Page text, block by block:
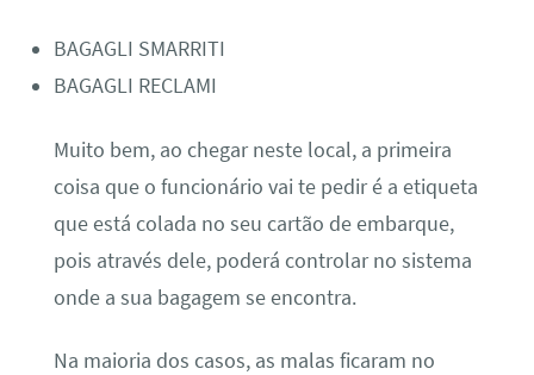
BAGAGLI SMARRITI
BAGAGLI RECLAMI
Muito bem, ao chegar neste local, a primeira
coisa que o funcionário vai te pedir é a etiqueta
que está colada no seu cartão de embarque,
pois através dele, poderá controlar no sistema
onde a sua bagagem se encontra.
Na maioria dos casos, as malas ficaram no